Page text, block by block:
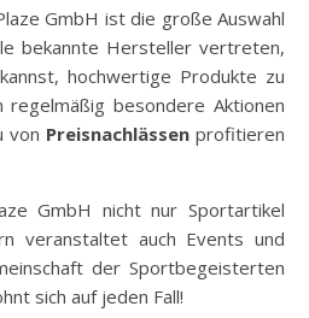
GmbH ist die große Auswahl
bekannte Hersteller vertreten,
hochwertige Produkte zu
besondere Aktionen
von Preisnachlässen profitieren
GmbH nicht nur Sportartikel
veranstaltet auch Events und
der Sportbegeisterten
sich auf jeden Fall!